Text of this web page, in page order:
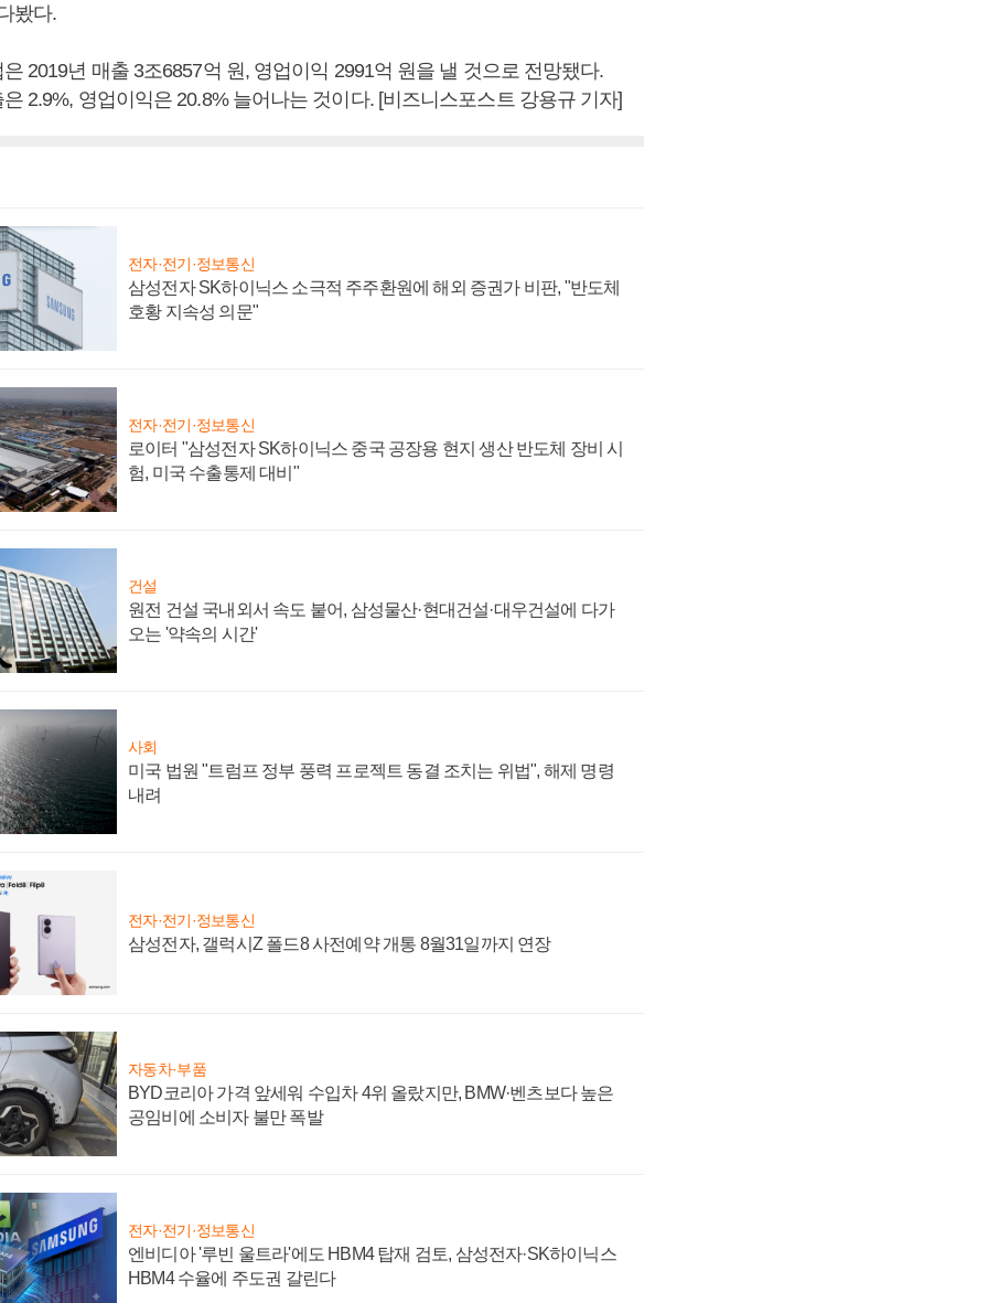
봤다.
2019년 매출 3조6857억 원, 영업이익 2991억 원을 낼 것으로 전망됐다.
2.9%, 영업이익은 20.8% 늘어나는 것이다. [비즈니스포스트 강용규 기자]
전자·전기·정보통신
삼성전자 SK하이닉스 소극적 주주환원에 해외 증권가 비판, "반도체
호황 지속성 의문"
전자·전기·정보통신
로이터 "삼성전자 SK하이닉스 중국 공장용 현지 생산 반도체 장비 시
험, 미국 수출통제 대비"
건설
원전 건설 국내외서 속도 붙어, 삼성물산·현대건설·대우건설에 다가
오는 '약속의 시간'
사회
미국 법원 "트럼프 정부 풍력 프로젝트 동결 조치는 위법", 해제 명령
내려
전자·전기·정보통신
삼성전자, 갤럭시Z 폴드8 사전예약 개통 8월31일까지 연장
자동차·부품
BYD코리아 가격 앞세워 수입차 4위 올랐지만, BMW·벤츠보다 높은
공임비에 소비자 불만 폭발
전자·전기·정보통신
엔비디아 '루빈 울트라'에도 HBM4 탑재 검토, 삼성전자·SK하이닉스
HBM4 수율에 주도권 갈린다